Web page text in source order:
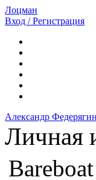
Лоцман
Вход / Регистрация
Александр Федерягин
Личная